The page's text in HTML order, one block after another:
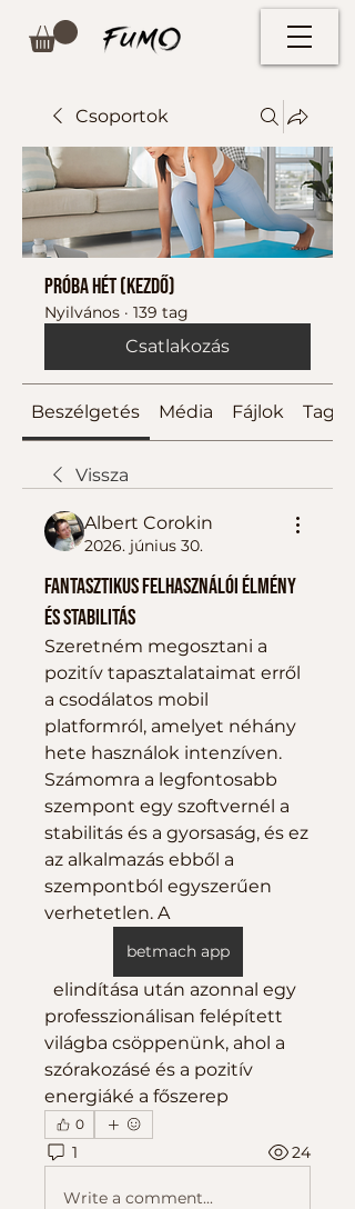
Csoportok
Próba hét (kezdő)
Nyilvános · 139 tag
Csatlakozás
Beszélgetés Média Fájlok Tagok
Vissza
Albert Corokin
2026. június 30.
Fantasztikus felhasználói élmény
és stabilitás
Szeretném megosztani a
pozitív tapasztalataimat erről
a csodálatos mobil
platformról, amelyet néhány
hete használok intenzíven.
Számomra a legfontosabb
szempont egy szoftvernél a
stabilitás és a gyorsaság, és ez
az alkalmazás ebből a
szempontból egyszerűen
verhetetlen. A
betmach app
professzionálisan felépített
világba csöppenünk, ahol a
szórakozásé és a pozitív
energiáké a főszerep
0
1 24
Write a comment...